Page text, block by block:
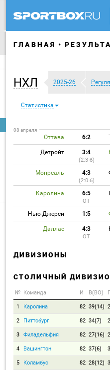
ГЛАВНАЯ
НХЛ 2025-26
Статистика
08 апреля
Оттава 6:2
Детройт 3:4
(2:3 б)
Монреаль 4:3
(2:0 б)
Каролина 6:5
ОТ
Нью-Джерси 1:5
Даллас 4:3
ОТ
ДИВИЗИОНЫ
СТОЛИЧНЫЙ
№ Команда И В(ВО)
1 Каролина 82 39(14)
2 Питтсбург 82 34(7)
3 Филадельфия 82 27(16)
4 Вашингтон 82 37(6)
5 Коламбус 82 28(12)